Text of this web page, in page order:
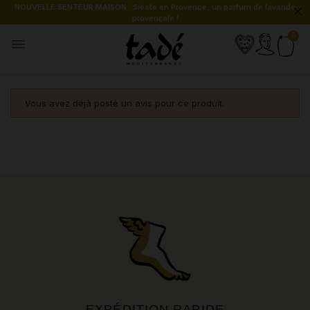
NOUVELLE SENTEUR MAISON : Sieste en Provence, un parfum de lavande
provençale !
Vous avez déjà posté un avis pour ce produit.